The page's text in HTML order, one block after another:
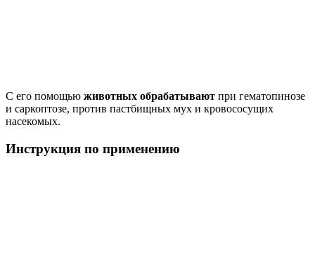
С его помощью животных обрабатывают при гематопинозе
и саркоптозе, против пастбищных мух и кровососущих
насекомых.
Инструкция по применению